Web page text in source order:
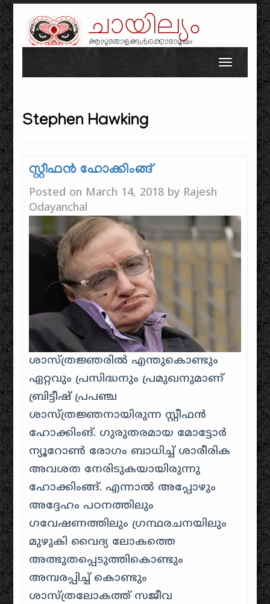
ചായില്യം
ആസുരതാളങ്ങൾക്കൊരാമുഖം
Skip to content
Toggle
Stephen Hawking
സ്റ്റീഫൻ ഹോക്കിംങ്ങ്
Posted on March 14, 2018 by Rajesh
Odayanchal
ശാസ്ത്രജ്ഞരിൽ എന്തുകൊണ്ടും
ഏറ്റവും പ്രസിദ്ധനും പ്രമുഖനുമാണ്
ബ്രിട്ടീഷ് പ്രപഞ്ച
ശാസ്ത്രജ്ഞനായിരുന്ന സ്റ്റീഫൻ
ഹോക്കിംങ്. ഗുരുതരമായ മോട്ടോർ
ന്യൂറോൺ രോഗം ബാധിച്ച് ശാരീരിക
അവശത നേരിടുകയായിരുന്നു
ഹോക്കിംങ്ങ്. എന്നാൽ അപ്പോഴും
അദ്ദേഹം പഠനത്തിലും
ഗവേഷണത്തിലും ഗ്രന്ഥരചനയിലും
മുഴുകി വൈദ്യ ലോകത്തെ
അത്ഭുതപ്പെടുത്തികൊണ്ടും
അമ്പരപ്പിച്ച് കൊണ്ടും
ശാസ്ത്രലോകത്ത് സജീവ